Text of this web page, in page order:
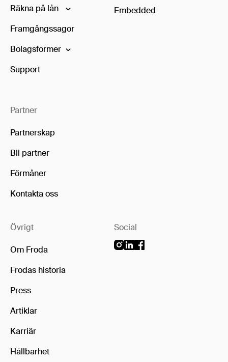
Räkna på lån
Framgångssagor
Bolagsformer
Support
Partner
Partnerskap
Bli partner
Förmåner
Kontakta oss
Embedded
Övrigt
Om Froda
Frodas historia
Press
Artiklar
Karriär
Hållbarhet
Social